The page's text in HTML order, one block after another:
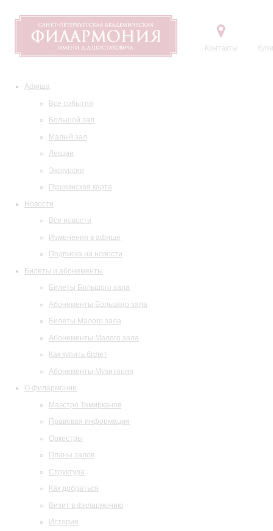
Контакты
Афиша
Все события
Большой зал
Малый зал
Лекции
Экскурсии
Пушкинская карта
Новости
Все новости
Изменения в афише
Подписка на новости
Билеты и абонементы
Билеты Большого зала
Абонементы Большого зала
Билеты Малого зала
Абонементы Малого зала
Как купить билет
Абонементы Музитория
О филармонии
Маэстро Темирканов
Правовая информация
Оркестры
Планы залов
Структура
Как добраться
Визит в филармонию
История